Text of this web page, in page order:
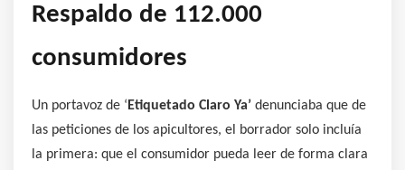
Respaldo de 112.000
consumidores
Un portavoz de ‘ Etiquetado Claro Ya’ denunciaba que de
las peticiones de los apicultores, el borrador solo incluía
la primera: que el consumidor pueda leer de forma clara